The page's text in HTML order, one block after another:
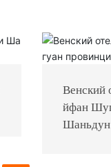
Венский
йфан
Шаньдун